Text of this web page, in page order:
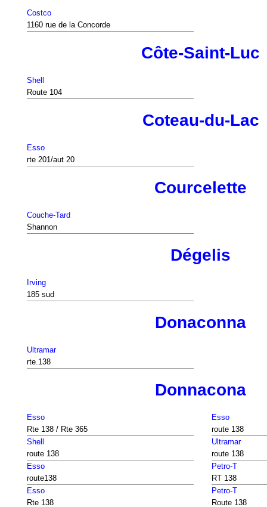
Costco
1160 rue de la Concorde
Côte-Saint-Luc
Shell
Route 104
Coteau-du-Lac
Esso
rte 201/aut 20
Courcelette
Couche-Tard
Shannon
Dégelis
Irving
185 sud
Donaconna
Ultramar
rte.138
Donnacona
Esso
Rte 138 / Rte 365
Esso
route 138
Shell
route 138
Ultramar
route 138
Esso
route138
Petro-T
RT 138
Esso
Rte 138
Petro-T
Route 138